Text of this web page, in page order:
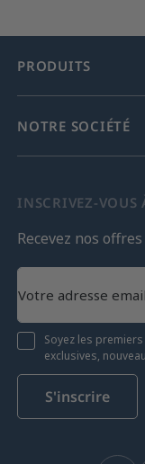
PRODUITS
NOTRE SOCIÉTÉ
INSCRIVEZ-VOUS
Recevez nos
Soyez les
exclusives,
S'inscrire